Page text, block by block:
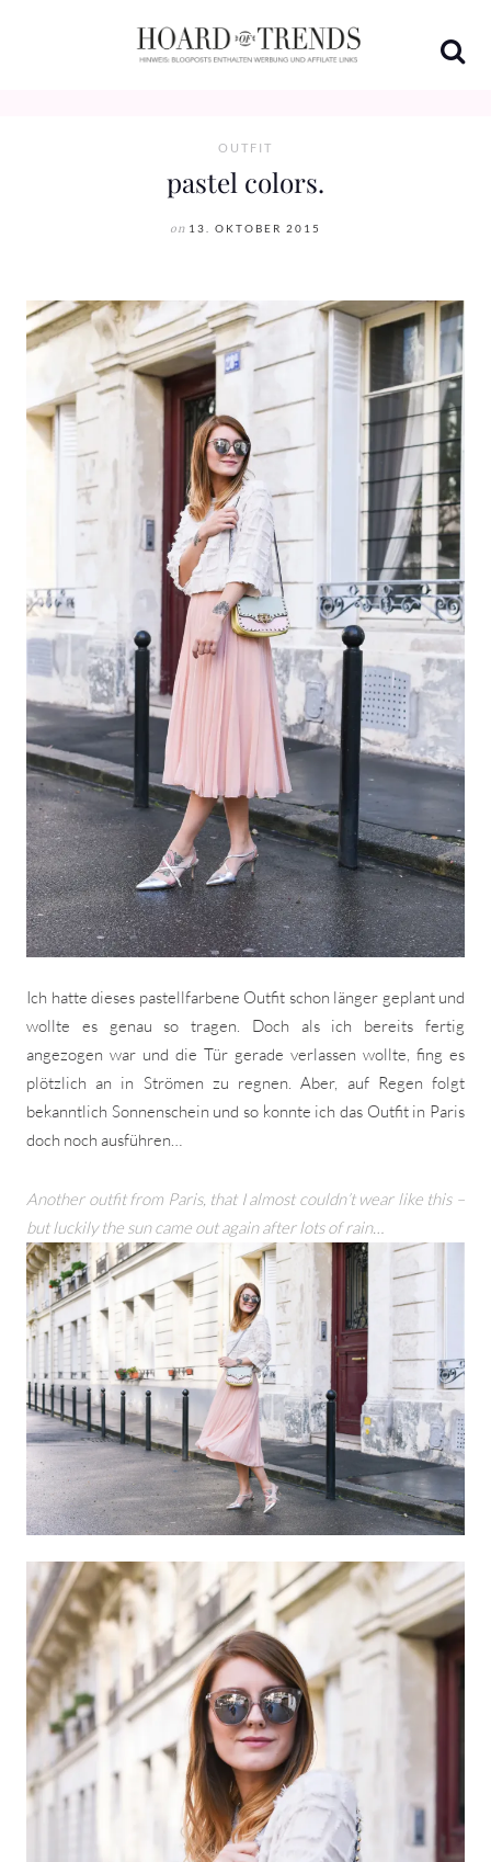
OUTFIT
pastel colors.
on 13. OKTOBER 2015
Ich hatte dieses pastellfarbene Outfit schon länger geplant und
wollte es genau so tragen. Doch als ich bereits fertig
angezogen war und die Tür gerade verlassen wollte, fing es
plötzlich an in Strömen zu regnen. Aber, auf Regen folgt
bekanntlich Sonnenschein und so konnte ich das Outfit in Paris
doch noch ausführen…
Another outfit from Paris, that I almost couldn’t wear like this –
but luckily the sun came out again after lots of rain…